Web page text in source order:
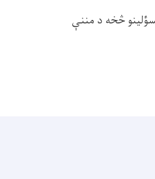
څخه د مننې